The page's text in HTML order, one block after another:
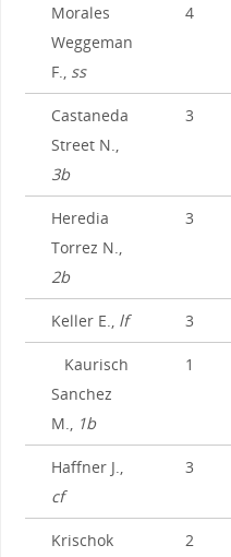
Morales
Weggeman
F., ss
4
Castaneda
Street N.,
3b
3
Heredia
Torrez N.,
2b
3
Keller E., lf 3
Kaurisch
Sanchez
M.,
1b
1
Haffner J.,
cf
3
Krischok
2